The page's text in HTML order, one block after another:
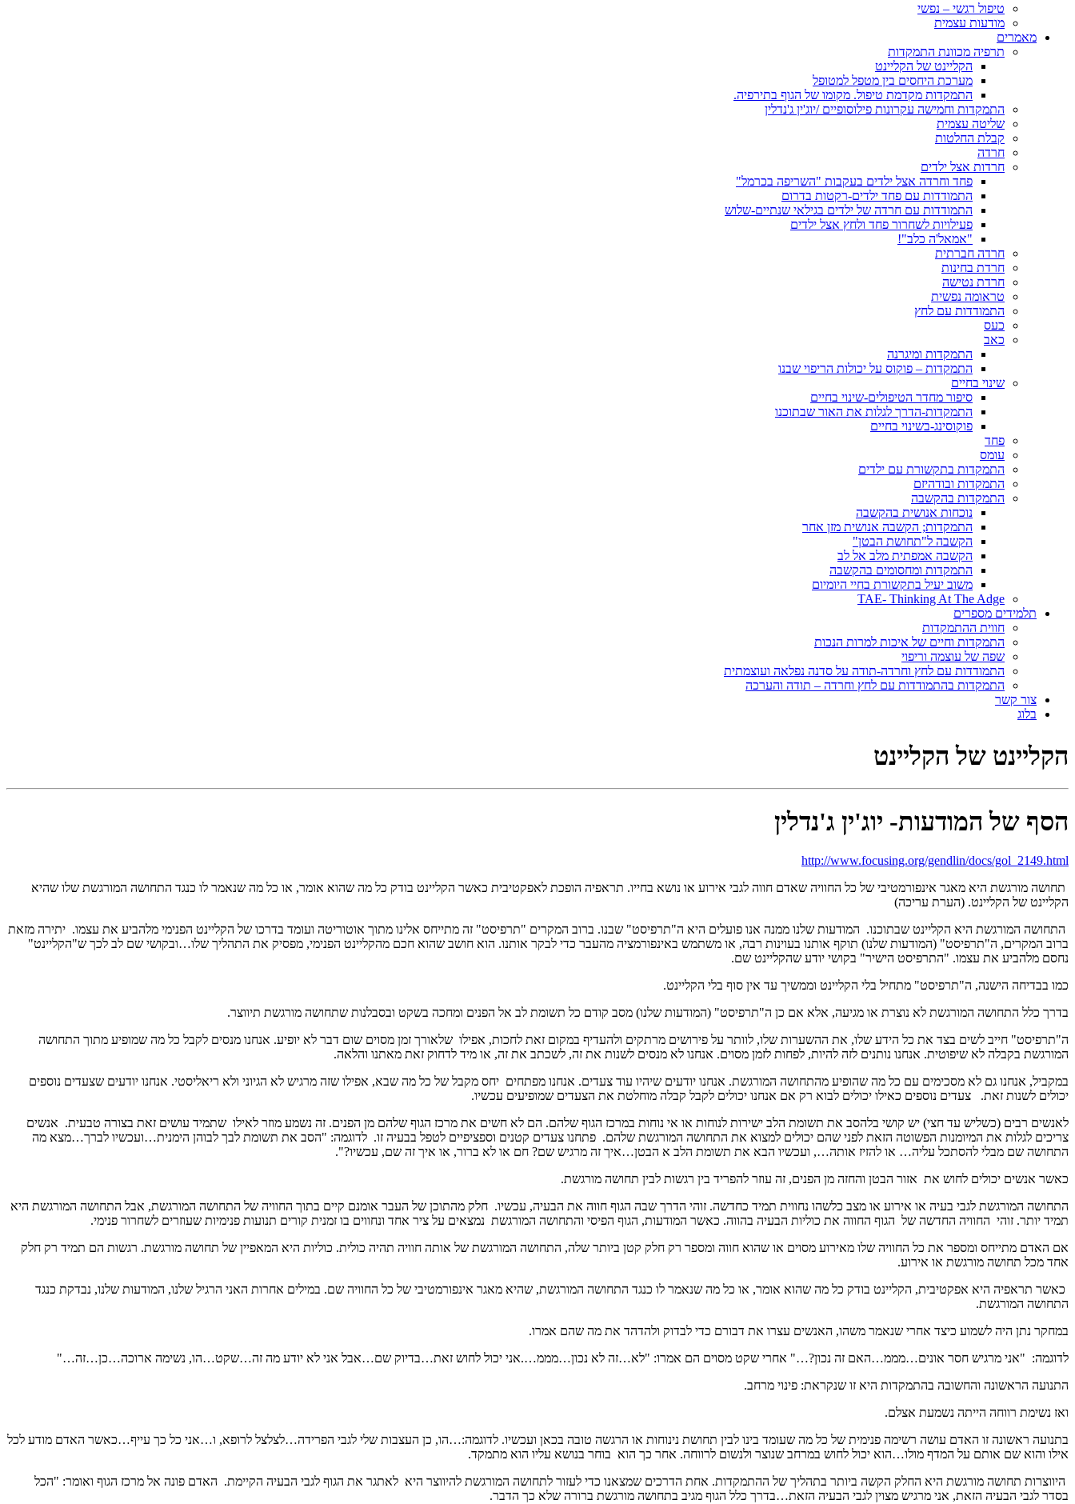
טיפול רגשי – נפשי
מודעות עצמית
מאמרים
תרפיה מכוונת התמקדות
הקליינט של הקליינט
מערכת היחסים בין מטפל למטופל
התמקדות מקדמת טיפול. מקומו של הגוף בתירפיה.
התמקדות וחמישה עקרונות פילוסופיים /יוג'ין ג'נדלין
שליטה עצמית
קבלת החלטות
חרדה
חרדות אצל ילדים
פחד וחרדה אצל ילדים בעקבות "השריפה בכרמל"
התמודדות עם פחד ילדים-רקטות בדרום
התמודדות עם חרדה של ילדים בגילאי שנתיים-שלוש
פעילויות לשחרור פחד ולחץ אצל ילדים
"אמאל'ה כלב"!
חרדה חברתית
חרדת בחינות
חרדת נטישה
טראומה נפשית
התמודדות עם לחץ
כעס
כאב
התמקדות ומיגרנה
התמקדות – פוקוס על יכולות הריפוי שבנו
שינוי בחיים
סיפור מחדר הטיפולים-שינוי בחיים
התמקדות-הדרך לגלות את האור שבתוכנו
פוקוסינג-בשינוי בחיים
פחד
עומס
התמקדות בתקשורת עם ילדים
התמקדות ובודהיזם
התמקדות בהקשבה
נוכחות אנושית בהקשבה
התמקדות; הקשבה אנושית מזן אחר
הקשבה ל"תחושת הבטן"
הקשבה אמפתית מלב אל לב
התמקדות ומחסומים בהקשבה
משוב יעיל בתקשורת בחיי היומיום
TAE- Thinking At The Adge
תלמידים מספרים
חווית ההתמקדות
התמקדות וחיים של איכות למרות הנכות
שפה של עוצמה וריפוי
התמודדות עם לחץ וחרדה-תודה על סדנה נפלאה ועוצמתית
התמקדות בהתמודדות עם לחץ וחרדה – תודה והערכה
צור קשר
בלוג
הקליינט של הקליינט
הסף של המודעות- יוג'ין ג'נדלין
http://www.focusing.org/gendlin/docs/gol_2149.html
תחושה מורגשת היא מאגר אינפורמטיבי של כל החוויה שאדם חווה לגבי אירוע או נושא בחייו. תראפיה הופכת לאפקטיבית כאשר הקליינט בודק כל מה שהוא אומר, או כל מה שנאמר לו כנגד התחושה המורגשת שלו שהיא
הקליינט של הקליינט. (הערת עריכה)
התחושה המורגשת היא הקליינט שבתוכנו. המודעות שלנו ממנה אנו פועלים היא ה"תרפיסט" שבנו. ברוב המקרים "תרפיסט" זה מתייחס אלינו מתוך אוטוריטה ועומד בדרכו של הקליינט הפנימי מלהביע את עצמו. יתירה מזאת
ברוב המקרים, ה"תרפיסט" (המודעות שלנו) תוקף אותנו בעוינות רבה, או משתמש באינפורמציה מהעבר כדי לבקר אותנו. הוא חושב שהוא חכם מהקליינט הפנימי, מפסיק את התהליך שלו…ובקושי שם לב לכך ש"הקליינט"
נחסם מלהביע את עצמו. "התרפיסט הישיר" בקושי יודע שהקליינט שם.
כמו בבדיחה הישנה, ה"תרפיסט" מתחיל בלי הקליינט וממשיך עד אין סוף בלי הקליינט.
בדרך כלל התחושה המורגשת לא נוצרת או מגיעה, אלא אם כן ה"תרפיסט" (המודעות שלנו) מסב קודם כל תשומת לב אל הפנים ומחכה בשקט ובסבלנות שתחושה מורגשת תיווצר.
ה"תרפיסט" חייב לשים בצד את כל הידע שלו, את ההשערות שלו, לוותר על פירושים מרתקים ולהעדיף במקום זאת לחכות, אפילו שלאורך זמן מסוים שום דבר לא יופיע. אנחנו מנסים לקבל כל מה שמופיע מתוך התחושה
המורגשת בקבלה לא שיפוטית. אנחנו נותנים לזה להיות, לפחות לזמן מסוים. אנחנו לא מנסים לשנות את זה, לשכתב את זה, או מיד לדחוק זאת מאתנו והלאה.
במקביל, אנחנו גם לא מסכימים עם כל מה שהופיע מהתחושה המורגשת. אנחנו יודעים שיהיו עוד צעדים. אנחנו מפתחים יחס מקבל של כל מה שבא, אפילו שזה מרגיש לא הגיוני ולא ריאליסטי. אנחנו יודעים שצעדים נוספים
יכולים לשנות זאת. צעדים נוספים כאילו יכולים לבוא רק אם אנחנו יכולים לקבל קבלה מוחלטת את הצעדים שמופיעים עכשיו.
לאנשים רבים (כשליש עד חצי) יש קושי בלהסב את תשומת הלב ישירות לנוחות או אי נוחות במרכז הגוף שלהם. הם לא חשים את מרכז הגוף שלהם מן הפנים. זה נשמע מוזר לאילו שתמיד עושים זאת בצורה טבעית. אנשים
צריכים לגלות את המיומנות הפשוטה הזאת לפני שהם יכולים למצוא את התחושה המורגשת שלהם. פתחנו צעדים קטנים וספציפיים לטפל בבעיה זו. לדוגמה: "הסב את תשומת לבך לבוהן הימנית…ועכשיו לברך…מצא מה
התחושה שם מבלי להסתכל עליה… או להזיז אותה…, ועכשיו הבא את תשומת הלב א הבטן…איך זה מרגיש שם? חם או לא ברור, או איך זה שם, עכשיו?".
כאשר אנשים יכולים לחוש את אזור הבטן והחזה מן הפנים, זה עוזר להפריד בין רגשות לבין תחושה מורגשת.
התחושה המורגשת לגבי בעיה או אירוע או מצב כלשהו נחווית תמיד כחדשה. זוהי הדרך שבה הגוף חווה את הבעיה, עכשיו. חלק מהתוכן של העבר אומנם קיים בתוך החוויה של התחושה המורגשת, אבל התחושה המורגשת היא
תמיד יותר. זוהי החוויה החדשה של הגוף החווה את כוליות הבעיה בהווה. כאשר המודעות, הגוף הפיסי והתחושה המורגשת נמצאים על ציר אחד ונחווים בו זמנית קורים תנועות פנימיות שעוזרים לשחרור פנימי.
אם האדם מתייחס ומספר את כל החוויה שלו מאירוע מסוים או שהוא חווה ומספר רק חלק קטן ביותר שלה, התחושה המורגשת של אותה חוויה תהיה כולית. כוליות היא המאפיין של תחושה מורגשת. רגשות הם תמיד רק חלק
אחד מכל תחושה מורגשת או אירוע.
כאשר תראפיה היא אפקטיבית, הקליינט בודק כל מה שהוא אומר, או כל מה שנאמר לו כנגד התחושה המורגשת, שהיא מאגר אינפורמטיבי של כל החוויה שם. במילים אחרות האני הרגיל שלנו, המודעות שלנו, נבדקת כנגד
התחושה המורגשת.
במחקר נתן היה לשמוע כיצד אחרי שנאמר משהו, האנשים עצרו את דבורם כדי לבדוק ולהדהד את מה שהם אמרו.
לדוגמה: "אני מרגיש חסר אונים…מממ…האם זה נכון?…" אחרי שקט מסוים הם אמרו: "לא…זה לא נכון…מממ….אני יכול לחוש זאת…בדיוק שם…אבל אני לא יודע מה זה…שקט…הו, נשימה ארוכה…כן…זה…"
התנועה הראשונה והחשובה בהתמקדות היא זו שנקראת: פינוי מרחב.
ואז נשימת רווחה הייתה נשמעת אצלם.
בתנועה ראשונה זו האדם עושה רשימה פנימית של כל מה שעומד בינו לבין תחושת נינוחות או הרגשה טובה בכאן ועכשיו. לדוגמה:…הו, כן העצבות שלי לגבי הפרידה…לצלצל לרופא, ו…אני כל כך עייף…כאשר האדם מודע לכל
אילו והוא שם אותם על המדף מולו…הוא יכול לחוש במרחב שנוצר ולנשום לרווחה. אחר כך הוא בוחר בנושא עליו הוא מתמקד.
היווצרות תחושה מורגשת היא החלק הקשה ביותר בתהליך של ההתמקדות. אחת הדרכים שמצאנו כדי לעזור לתחושה המורגשת להיווצר היא לאתגר את הגוף לגבי הבעיה הקיימת. האדם פונה אל מרכז הגוף ואומר: "הכל
בסדר לגבי הבעיה הזאת, אני מרגיש מצוין לגבי הבעיה הזאת…בדרך כלל הגוף מגיב בתחושה מורגשת ברורה שלא כך הדבר.